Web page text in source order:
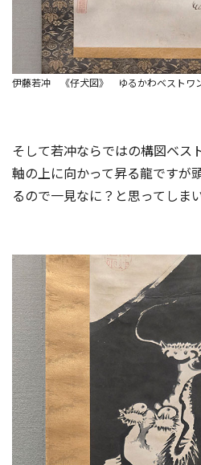
伊藤若冲 《仔犬図》 ゆるかわベストワ
そして若冲ならではの構図ベス
軸の上に向かって昇る龍ですが
るので一見なに？と思ってしま